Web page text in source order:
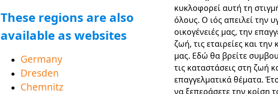
These regions are also
available as websites
Germany
Dresden
Chemnitz
κυκλοφορεί αυτή τη
όλους. Ο ιός απειλεί την
οικογένειές μας, την
ζωή, τις εταιρείες και την
μας. Εδώ θα βρείτε
τις καταστάσεις στη ζωή
επαγγελματικά θέματα.
να ξεπεράσετε την κρίση